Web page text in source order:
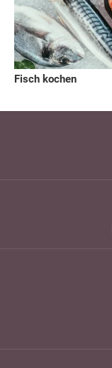
Fisch kochen